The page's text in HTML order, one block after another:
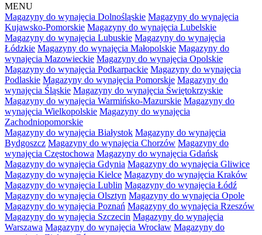
MENU
Magazyny do wynajęcia Dolnośląskie Magazyny do wynajęcia
Kujawsko-Pomorskie Magazyny do wynajęcia Lubelskie
Magazyny do wynajęcia Lubuskie Magazyny do wynajęcia
Łódzkie Magazyny do wynajęcia Małopolskie Magazyny do
wynajęcia Mazowieckie Magazyny do wynajęcia Opolskie
Magazyny do wynajęcia Podkarpackie Magazyny do wynajęcia
Podlaskie Magazyny do wynajęcia Pomorskie Magazyny do
wynajęcia Śląskie Magazyny do wynajęcia Świętokrzyskie
Magazyny do wynajęcia Warmińsko-Mazurskie Magazyny do
wynajęcia Wielkopolskie Magazyny do wynajęcia
Zachodniopomorskie
Magazyny do wynajęcia Białystok Magazyny do wynajęcia
Bydgoszcz Magazyny do wynajęcia Chorzów Magazyny do
wynajęcia Częstochowa Magazyny do wynajęcia Gdańsk
Magazyny do wynajęcia Gdynia Magazyny do wynajęcia Gliwice
Magazyny do wynajęcia Kielce Magazyny do wynajęcia Kraków
Magazyny do wynajęcia Lublin Magazyny do wynajęcia Łódź
Magazyny do wynajęcia Olsztyn Magazyny do wynajęcia Opole
Magazyny do wynajęcia Poznań Magazyny do wynajęcia Rzeszów
Magazyny do wynajęcia Szczecin Magazyny do wynajęcia
Warszawa Magazyny do wynajęcia Wrocław Magazyny do